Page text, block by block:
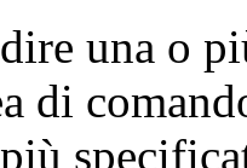
una o
di